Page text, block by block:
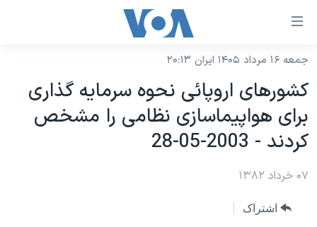
لینکهای
دسترسی
جهش
محتوای
اصلی
صفحه
نسخه سبک وب‌سایت
موضوع ها
آمریکا
جهان
برنامه های تلویزیونی
جدول برنامه ها
صفحه‌های ویژه
جمعه ۱۶ مرداد ۱۴۰۵ ایران ۲۰:۱۳
کشورهای اروپائی نحوه سرمايه گذاری
برای هواپيماسازی نظامی را مشخص
کردند - 2003-05-28
۰۷ خرداد ۱۳۸۲
اشتراک